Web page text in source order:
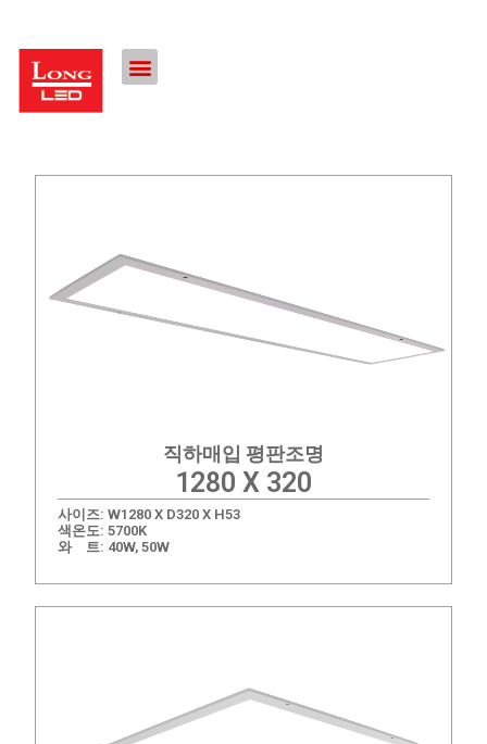
직하매입 평판조명
1280 X 320
사이즈: W1280 X D320 X H53
색온도: 5700K
와 트: 40W, 50W